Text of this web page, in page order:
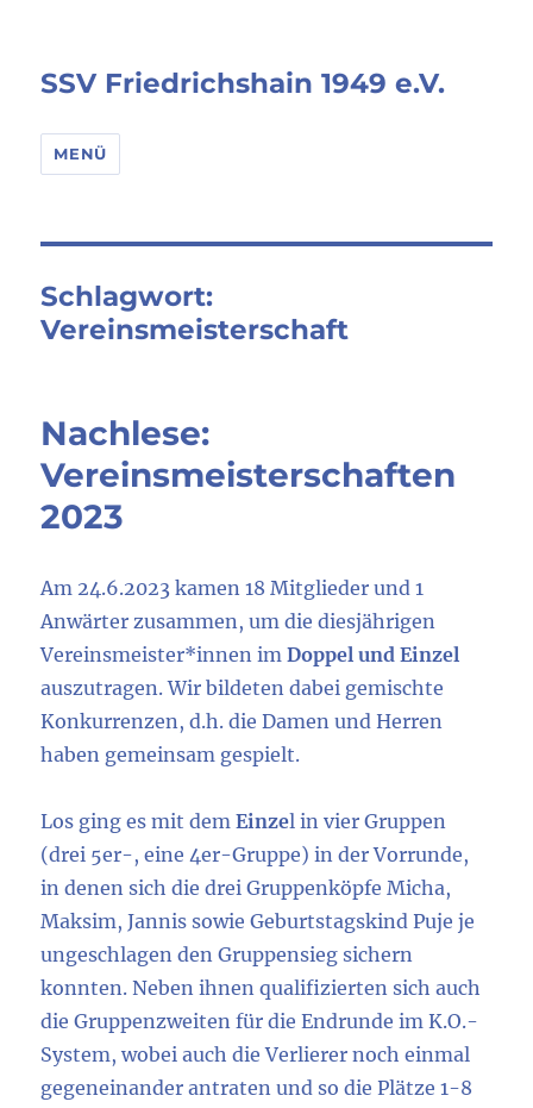
SSV Friedrichshain 1949 e.V.
MENÜ
Schlagwort:
Vereinsmeisterschaft
Nachlese:
Vereinsmeisterschaften
2023
Am 24.6.2023 kamen 18 Mitglieder und 1
Anwärter zusammen, um die diesjährigen
Vereinsmeister*innen imDoppel und Einzel
auszutragen. Wir bildeten dabei gemischte
Konkurrenzen, d.h. die Damen und Herren
haben gemeinsam gespielt.
Los ging es mit demEinzel in vier Gruppen
(drei 5er-, eine 4er-Gruppe) in der Vorrunde,
in denen sich die drei Gruppenköpfe Micha,
Maksim, Jannis sowie Geburtstagskind Puje je
ungeschlagen den Gruppensieg sichern
konnten. Neben ihnen qualifizierten sich auch
die Gruppenzweiten für die Endrunde im K.O.-
System, wobei auch die Verlierer noch einmal
gegeneinander antraten und so die Plätze 1-8